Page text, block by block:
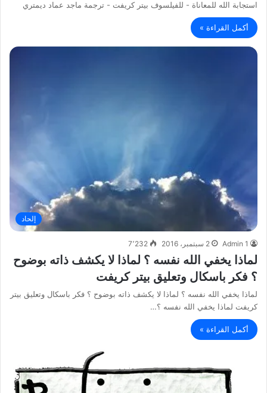
استجابة الله للمعاناة - للفيلسوف بيتر كريفت - ترجمة ماجد عماد ديمتري
أكمل القراءة »
إلحاد
Admin 1 2 سبتمبر، 2016 7٬232
لماذا يخفي الله نفسه ؟ لماذا لا يكشف ذاته بوضوح
؟ فكر باسكال وتعليق بيتر كريفت
لماذا يخفي الله نفسه ؟ لماذا لا يكشف ذاته بوضوح ؟ فكر باسكال وتعليق بيتر
كريفت لماذا يخفي الله نفسه ؟…
أكمل القراءة »